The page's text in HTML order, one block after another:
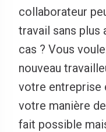
collaborateur
travail sans plus
cas ? Vous
nouveau
votre entreprise
votre manière
fait possible